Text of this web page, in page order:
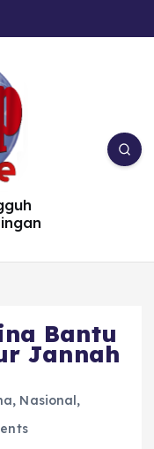
Bantu
Jannah
, Nasional,